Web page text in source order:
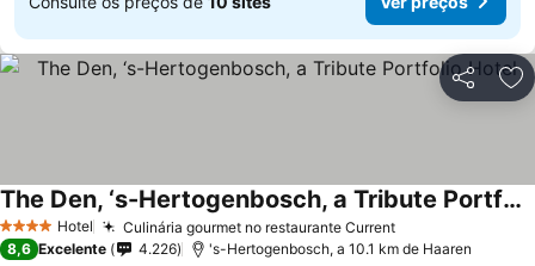
Partilhar
4 EstrelasHotel Culinária gourmet no restaurante Current
The Den, ‘s-Hertogenbosch, a Tribute Portfolio Hotel
8,6 Excelente 4.226 's-Hertogenbosch, a 10.1 km de Haaren